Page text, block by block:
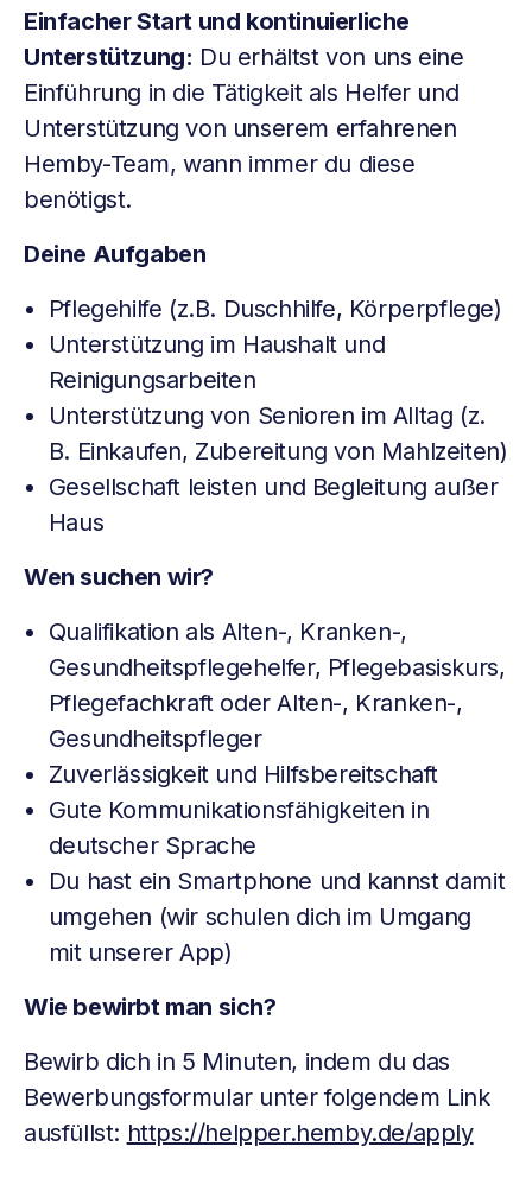
Einfacher Start und kontinuierliche
Unterstützung: Du erhältst von uns eine
Einführung in die Tätigkeit als Helfer und
Unterstützung von unserem erfahrenen
Hemby-Team, wann immer du diese
benötigst.
Deine Aufgaben
Pflegehilfe (z.B. Duschhilfe, Körperpflege)
Unterstützung im Haushalt und
Reinigungsarbeiten
Unterstützung von Senioren im Alltag (z.
B. Einkaufen, Zubereitung von Mahlzeiten)
Gesellschaft leisten und Begleitung außer
Haus
Wen suchen wir?
Qualifikation als Alten-, Kranken-,
Gesundheitspflegehelfer, Pflegebasiskurs,
Pflegefachkraft oder Alten-, Kranken-,
Gesundheitspfleger
Zuverlässigkeit und Hilfsbereitschaft
Gute Kommunikationsfähigkeiten in
deutscher Sprache
Du hast ein Smartphone und kannst damit
umgehen (wir schulen dich im Umgang
mit unserer App)
Wie bewirbt man sich?
Bewirb dich in 5 Minuten, indem du das
Bewerbungsformular unter folgendem Link
ausfüllst: https://helpper.hemby.de/apply